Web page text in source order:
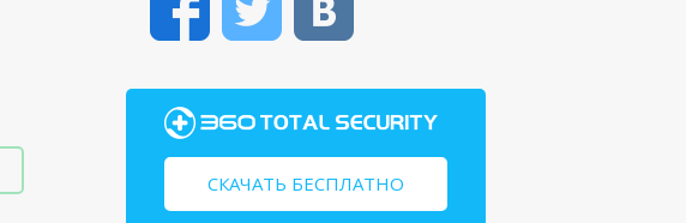
FacebookTwitter
СКАЧАТЬ БЕСПЛАТНО